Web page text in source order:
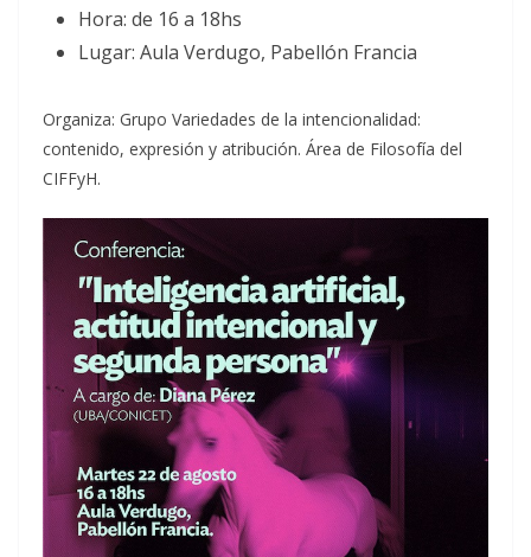
Hora: de 16 a 18hs
Lugar: Aula Verdugo, Pabellón Francia
Organiza: Grupo Variedades de la intencionalidad:
contenido, expresión y atribución. Área de Filosofía del
CIFFyH.